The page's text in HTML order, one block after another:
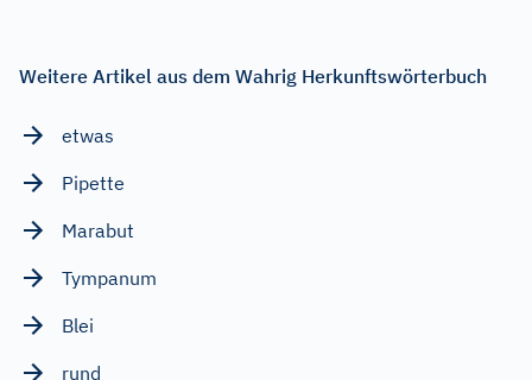
Weitere Artikel aus dem Wahrig Herkunftswörterbuch
etwas
Pipette
Marabut
Tympanum
Blei
rund